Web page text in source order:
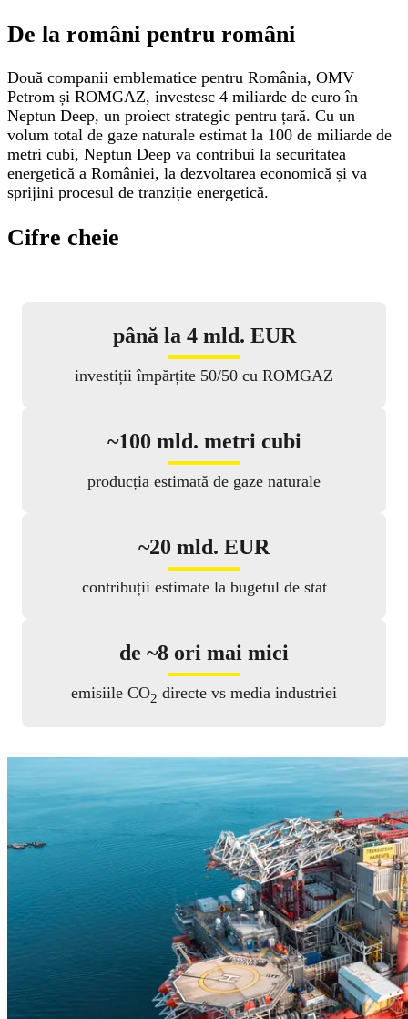
De la români pentru români
Două companii emblematice pentru România, OMV
Petrom și ROMGAZ, investesc 4 miliarde de euro în
Neptun Deep, un proiect strategic pentru țară. Cu un
volum total de gaze naturale estimat la 100 de miliarde de
metri cubi, Neptun Deep va contribui la securitatea
energetică a României, la dezvoltarea economică și va
sprijini procesul de tranziție energetică.
Cifre cheie
până la 4 mld. EUR
investițiiîmpărțite 50/50 cu ROMGAZ
~100 mld. metri cubi
producția estimată de gaze naturale
~20 mld. EUR
contribuții estimate la bugetul de stat
de ~8 ori mai mici
emisiile CO2 directe vs media industriei